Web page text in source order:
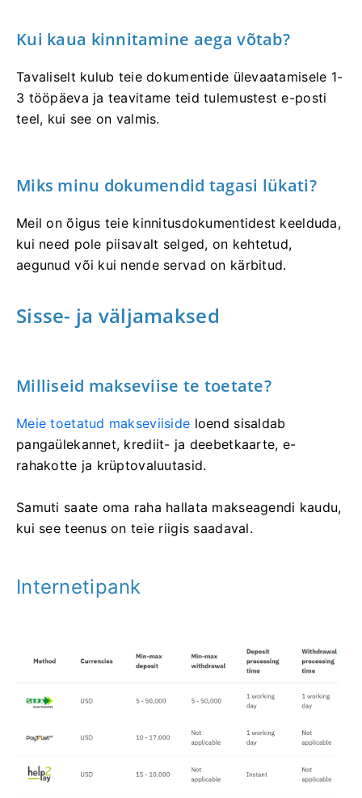
Kui kaua kinnitamine aega võtab?
Tavaliselt kulub teie dokumentide ülevaatamisele 1-
3 tööpäeva ja teavitame teid tulemustest e-posti
teel, kui see on valmis.
Miks minu dokumendid tagasi lükati?
Meil on õigus teie kinnitusdokumentidest keelduda,
kui need pole piisavalt selged, on kehtetud,
aegunud või kui nende servad on kärbitud.
Sisse- ja väljamaksed
Milliseid makseviise te toetate?
Meie toetatud makseviiside loend sisaldab
pangaülekannet, krediit- ja deebetkaarte, e-
rahakotte ja krüptovaluutasid.
Samuti saate oma raha hallata makseagendi kaudu,
kui see teenus on teie riigis saadaval.
Internetipank